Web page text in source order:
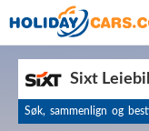
Sixt
Søk, sammenlign og